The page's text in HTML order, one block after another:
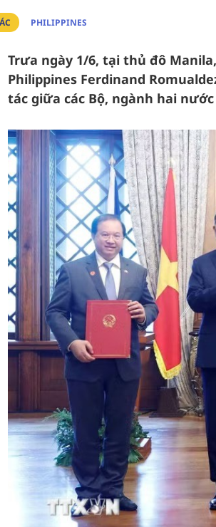
PHILIPPINES
Trưa ngày 1/6, tại thủ đô
Philippines Ferdinand
tác giữa các Bộ, ngành hai